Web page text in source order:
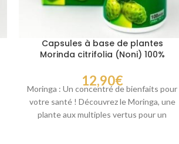
Capsules à base de plantes
Morinda citrifolia (Noni) 100%
12,90€
Moringa : Un concentré de bienfaits pour
votre santé ! Découvrez le Moringa, une
plante aux multiples vertus pour un